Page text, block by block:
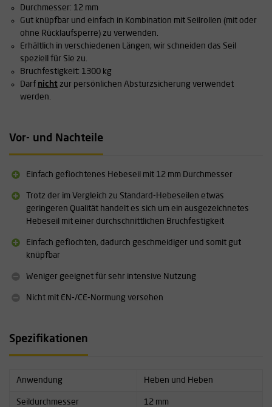
Durchmesser: 12 mm
Gut knüpfbar und einfach in Kombination mit Seilrollen (mit oder
ohne Rücklaufsperre) zu verwenden.
Erhältlich in verschiedenen Längen; wir schneiden das Seil
speziell für Sie zu.
Bruchfestigkeit: 1300 kg
Darf nicht zur persönlichen Absturzsicherung verwendet
werden.
Vor- und Nachteile
Einfach geflochtenes Hebeseil mit 12 mm Durchmesser
Trotz der im Vergleich zu Standard-Hebeseilen etwas
geringeren Qualität handelt es sich um ein ausgezeichnetes
Hebeseil mit einer durchschnittlichen Bruchfestigkeit
Einfach geflochten, dadurch geschmeidiger und somit gut
knüpfbar
Weniger geeignet für sehr intensive Nutzung
Nicht mit EN-/CE-Normung versehen
Spezifikationen
Anwendung Heben und Heben
Seildurchmesser 12 mm